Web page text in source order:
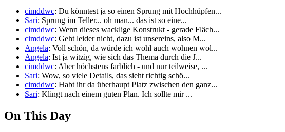
cimddwc: Du könntest ja so einen Sprung mit Hochhüpfen...
Sari: Sprung im Teller... oh man... das ist so eine...
cimddwc: Wenn dieses wacklige Konstrukt - gerade Fläch...
cimddwc: Geht leider nicht, dazu ist unsereins, also M...
Angela: Voll schön, da würde ich wohl auch wohnen wol...
Angela: Ist ja witzig, wie sich das Thema durch die J...
cimddwc: Aber höchstens farblich - und nur teilweise, ...
Sari: Wow, so viele Details, das sieht richtig schö...
cimddwc: Habt ihr da überhaupt Platz zwischen den ganz...
Sari: Klingt nach einem guten Plan. Ich sollte mir ...
On This Day